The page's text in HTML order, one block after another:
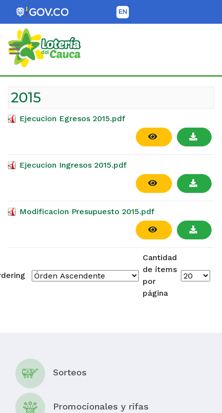
EN
Lotería del Cauca
2015
Ejecucion Egresos 2015.pdf
Ejecucion Ingresos 2015.pdf
Modificacion Presupuesto 2015.pdf
Cantidad
de ítems
por
página
Sorteos
Promocionales y rifas